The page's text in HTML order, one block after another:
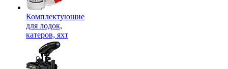
Комплектующие
для лодок,
катеров, яхт